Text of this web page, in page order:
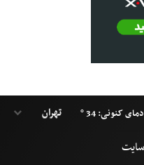
دمای کنونی: 34 °